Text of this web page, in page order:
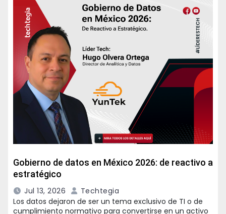
Gobierno de datos en México 2026: de reactivo a
estratégico
Jul 13, 2026
Techtegia
Los datos dejaron de ser un tema exclusivo de TI o de
cumplimiento normativo para convertirse en un activo